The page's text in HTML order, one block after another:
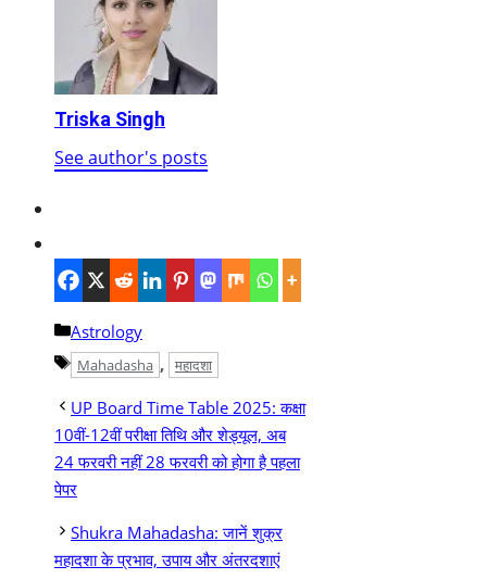
Triska Singh
See author's posts
Categories
Astrology
Tags
Mahadasha , महादशा
UP Board Time Table 2025: कक्षा
10वीं-12वीं परीक्षा तिथि और शेड्यूल, अब
24 फरवरी नहीं 28 फरवरी को होगा है पहला
पेपर
Shukra Mahadasha: जानें शुक्र
महादशा के प्रभाव, उपाय और अंतरदशाएं